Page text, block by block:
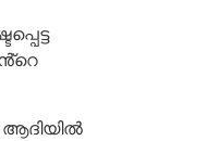
ആദിയിൽ